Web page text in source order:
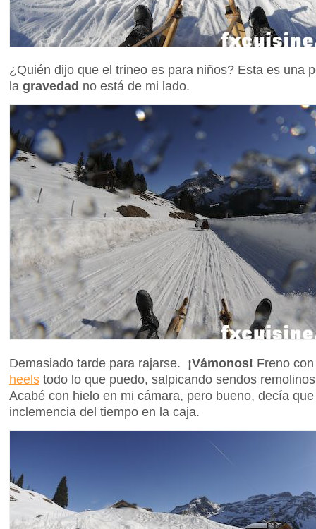
¿Quién dijo que el trineo es para niños? Esta es una
la gravedad no está de mi lado.
Demasiado tarde para rajarse. ¡Vámonos! Freno
heels todo lo que puedo, salpicando sendos
Acabé con hielo en mi cámara, pero bueno, decía
inclemencia del tiempo en la caja.